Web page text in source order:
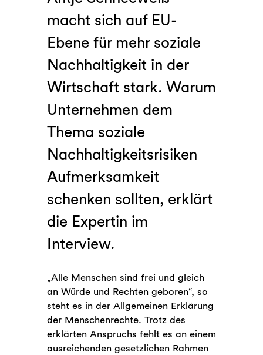
macht sich auf EU-
Ebene für mehr soziale
Nachhaltigkeit in der
Wirtschaft stark. Warum
Unternehmen dem
Thema soziale
Nachhaltigkeitsrisiken
Aufmerksamkeit
schenken sollten, erklärt
die Expertin im
Interview.
„Alle Menschen sind frei und gleich
an Würde und Rechten geboren“, so
steht es in der Allgemeinen Erklärung
der Menschenrechte. Trotz des
erklärten Anspruchs fehlt es an einem
ausreichenden gesetzlichen Rahmen